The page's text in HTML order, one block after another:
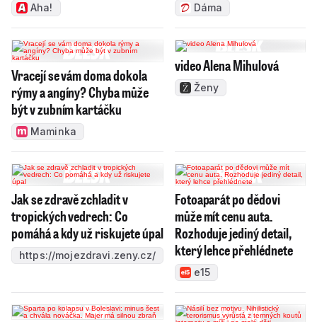
Aha! Dáma
Vracejí se vám doma dokola
rýmy a angíny? Chyba může
být v zubním kartáčku
Maminka
video Alena Mihulová
Ženy
Jak se zdravě zchladit v
tropických vedrech: Co
pomáhá a kdy už riskujete úpal
https://mojezdravi.zeny.cz/
Fotoaparát po dědovi
může mít cenu auta.
Rozhoduje jediný detail,
který lehce přehlédnete
e15